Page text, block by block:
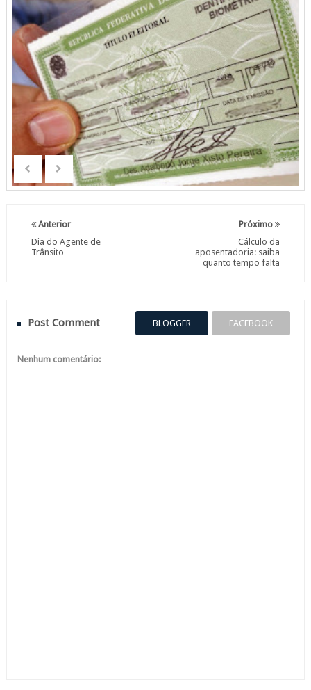
Próximo
Cálculo da
aposentadoria: saiba
quanto tempo falta
Anterior
Dia do Agente de
Trânsito
Post Comment BLOGGER FACEBOOK
Nenhum comentário: